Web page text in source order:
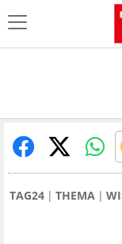
TAG24 THEMA